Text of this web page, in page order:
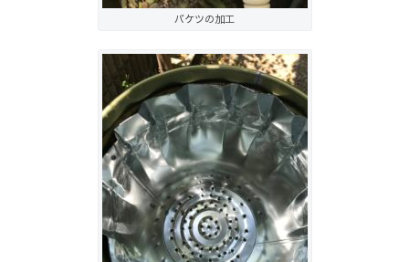
バケツの加工